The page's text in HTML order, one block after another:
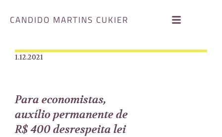
CANDIDO MARTINS CUKIER
1.12.2021
Para economistas,
auxílio permanente de
R$ 400 desrespeita lei